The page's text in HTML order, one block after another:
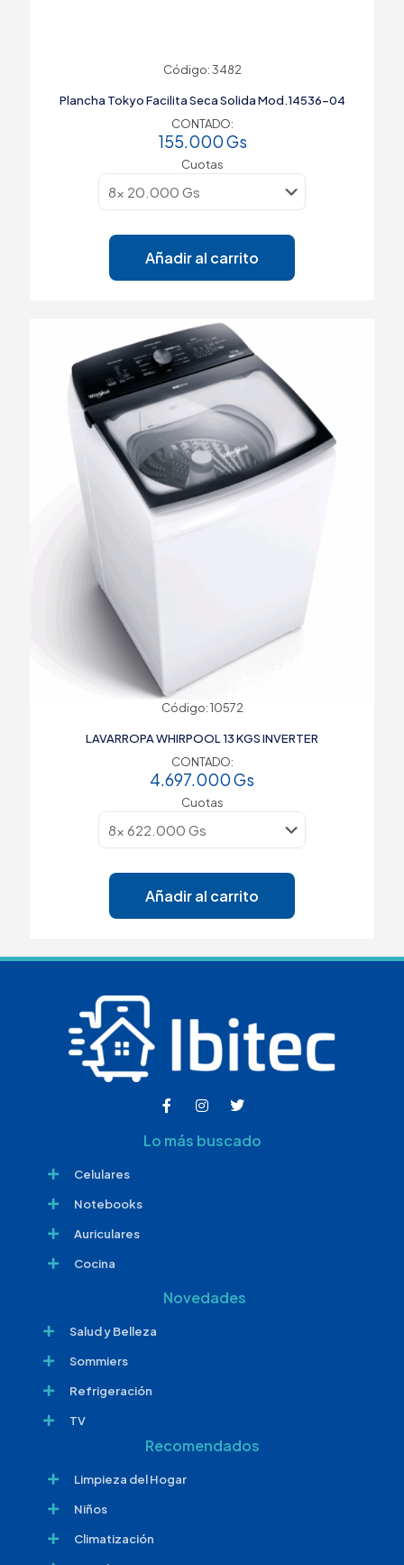
Código: 3482
Plancha Tokyo Facilita Seca Solida Mod.14536-04
CONTADO:
155.000Gs
Cuotas
Añadir al carrito
Código: 10572
LAVARROPA WHIRPOOL 13 KGS INVERTER
CONTADO:
4.697.000Gs
Cuotas
Añadir al carrito
Lo más buscado
Celulares
Notebooks
Auriculares
Cocina
Novedades
Salud y Belleza
Sommiers
Refrigeración
TV
Recomendados
Limpieza del Hogar
Niños
Climatización